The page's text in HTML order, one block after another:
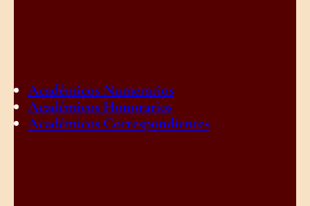
Académicos Numerarios
Académicos Honorarios
Académicos Correspondientes